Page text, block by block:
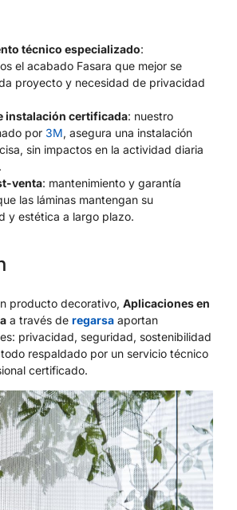
técnico especializado:
el acabado Fasara que mejor se
proyecto y necesidad de privacidad
instalación certificada: nuestro
por 3M, asegura una instalación
sin impactos en la actividad diaria
venta: mantenimiento y garantía
las láminas mantengan su
y estética a largo plazo.
producto decorativo, Aplicaciones en
a través de regarsa aportan
privacidad, seguridad, sostenibilidad
respaldado por un servicio técnico
certificado.